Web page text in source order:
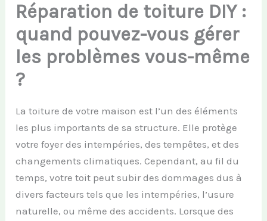
Réparation de toiture DIY :
quand pouvez-vous gérer
les problèmes vous-même
?
La toiture de votre maison est l’un des éléments
les plus importants de sa structure. Elle protège
votre foyer des intempéries, des tempêtes, et des
changements climatiques. Cependant, au fil du
temps, votre toit peut subir des dommages dus à
divers facteurs tels que les intempéries, l’usure
naturelle, ou même des accidents. Lorsque des